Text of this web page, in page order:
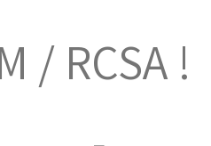
/ RCSA !